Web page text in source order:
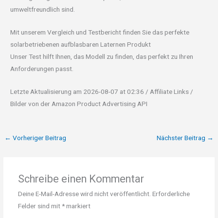
umweltfreundlich sind.
Mit unserem Vergleich und Testbericht finden Sie das perfekte
solarbetriebenen aufblasbaren Laternen Produkt
Unser Test hilft Ihnen, das Modell zu finden, das perfekt zu Ihren
Anforderungen passt.
Letzte Aktualisierung am 2026-08-07 at 02:36 / Affiliate Links /
Bilder von der Amazon Product Advertising API
← Vorheriger Beitrag Nächster Beitrag →
Schreibe einen Kommentar
Deine E-Mail-Adresse wird nicht veröffentlicht. Erforderliche
Felder sind mit*markiert